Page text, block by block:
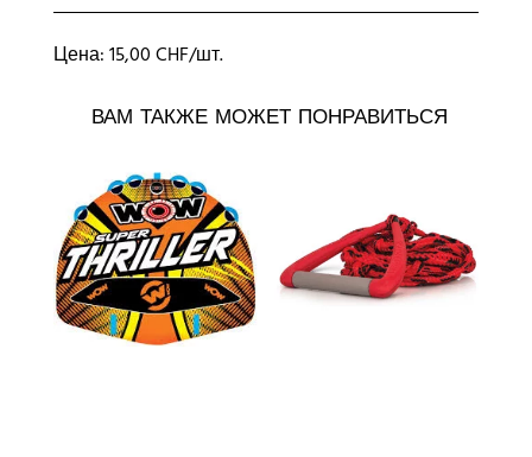
р
т
Цена: 15,00 CHF/шт.
ВАМ ТАКЖЕ МОЖЕТ ПОНРАВИТЬСЯ